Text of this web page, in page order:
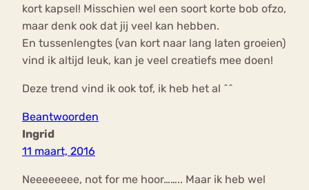
kort kapsel! Misschien wel een soort korte bob ofzo,
maar denk ook dat jij veel kan hebben.
En tussenlengtes (van kort naar lang laten groeien)
vind ik altijd leuk, kan je veel creatiefs mee doen!
Deze trend vind ik ook tof, ik heb het al ^^
Beantwoorden
Ingrid
11 maart, 2016
Neeeeeeee, not for me hoor…….. Maar ik heb wel